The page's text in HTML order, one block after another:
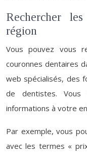
Rechercher
région
Vous pouvez vous
couronnes dentaires
web spécialisés, des
de dentistes. Vous
informations à votre
Par exemple, vous
avec les termes «